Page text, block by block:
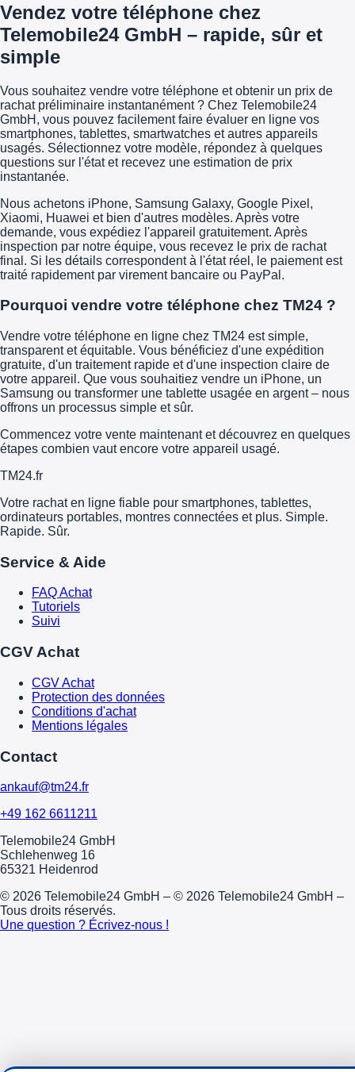
Vendez votre téléphone chez
Telemobile24 GmbH – rapide, sûr et
simple
Vous souhaitez vendre votre téléphone et obtenir un prix de
rachat préliminaire instantanément ? Chez Telemobile24
GmbH, vous pouvez facilement faire évaluer en ligne vos
smartphones, tablettes, smartwatches et autres appareils
usagés. Sélectionnez votre modèle, répondez à quelques
questions sur l'état et recevez une estimation de prix
instantanée.
Nous achetons iPhone, Samsung Galaxy, Google Pixel,
Xiaomi, Huawei et bien d'autres modèles. Après votre
demande, vous expédiez l'appareil gratuitement. Après
inspection par notre équipe, vous recevez le prix de rachat
final. Si les détails correspondent à l'état réel, le paiement est
traité rapidement par virement bancaire ou PayPal.
Pourquoi vendre votre téléphone chez TM24 ?
Vendre votre téléphone en ligne chez TM24 est simple,
transparent et équitable. Vous bénéficiez d'une expédition
gratuite, d'un traitement rapide et d'une inspection claire de
votre appareil. Que vous souhaitiez vendre un iPhone, un
Samsung ou transformer une tablette usagée en argent – nous
offrons un processus simple et sûr.
Commencez votre vente maintenant et découvrez en quelques
étapes combien vaut encore votre appareil usagé.
TM24.fr
Votre rachat en ligne fiable pour smartphones, tablettes,
ordinateurs portables, montres connectées et plus. Simple.
Rapide. Sûr.
Service & Aide
FAQ Achat
Tutoriels
Suivi
CGV Achat
CGV Achat
Protection des données
Conditions d'achat
Mentions légales
Contact
ankauf@tm24.fr
+49 162 6611211
Telemobile24 GmbH
Schlehenweg 16
65321 Heidenrod
© 2026 Telemobile24 GmbH – © 2026 Telemobile24 GmbH –
Tous droits réservés.
Une question ? Écrivez-nous !